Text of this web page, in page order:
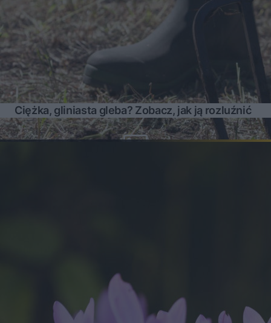
Ciężka, gliniasta gleba? Zobacz, jak ją rozluźnić